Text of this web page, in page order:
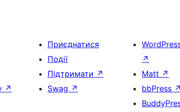
↗
Приєднатися
Події
Підтримати ↗
Swag ↗
↗
Matt ↗
bbPress ↗